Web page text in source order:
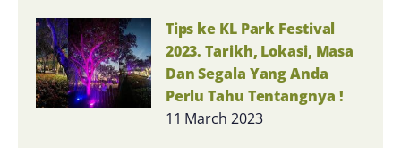
Tips ke KL Park Festival
2023. Tarikh, Lokasi, Masa
Dan Segala Yang Anda
Perlu Tahu Tentangnya !
11 March 2023